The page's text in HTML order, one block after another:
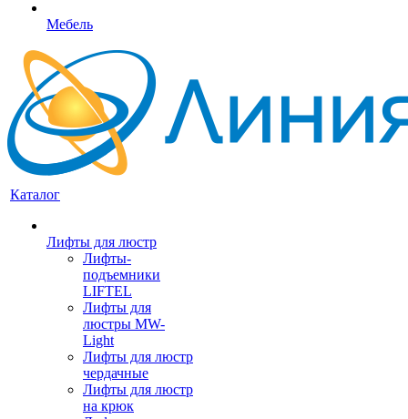
Мебель
Каталог
Лифты для люстр
Лифты-
подъемники
LIFTEL
Лифты для
люстры MW-
Light
Лифты для люстр
чердачные
Лифты для люстр
на крюк